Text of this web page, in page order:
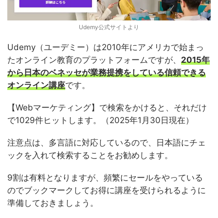
Udemy公式サイトより
Udemy（ユーデミー）は2010年にアメリカで始まっ
たオンライン教育のプラットフォームですが、 2015年
から日本のベネッセが業務提携をしている信頼できる
オンライン講座です。
【Webマーケティング】で検索をかけると、それだけ
で1029件ヒットします。（2025年1月30日現在）
注意点は、多言語に対応しているので、日本語にチェ
ックを入れて検索することをお勧めします。
9割は有料となりますが、頻繁にセールをやっている
のでブックマークしてお得に講座を受けられるように
準備しておきましょう。